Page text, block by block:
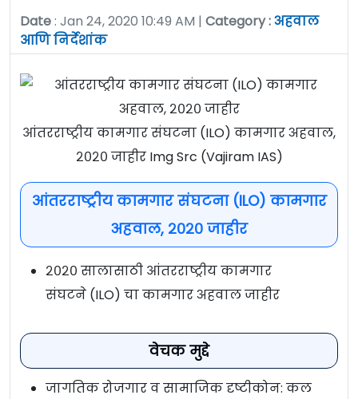
Date: Jan 24, 2020 10:49 AM | Category :अहवाल
आणि निर्देशांक
आंतरराष्ट्रीय कामगार संघटना (ILO) कामगार अहवाल,
२०२० जाहीर Img Src (Vajiram IAS)
आंतरराष्ट्रीय कामगार संघटना (ILO) कामगार
अहवाल, २०२० जाहीर
२०२० सालासाठी आंतरराष्ट्रीय कामगार
संघटने (ILO) चा कामगार अहवाल जाहीर
वेचक मुद्दे
जागतिक रोजगार व सामाजिक दृष्टीकोन: कल